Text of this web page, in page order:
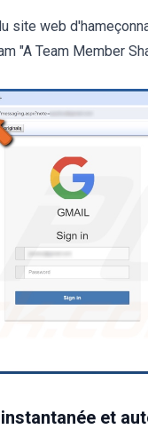
site web
"A Team Member
et